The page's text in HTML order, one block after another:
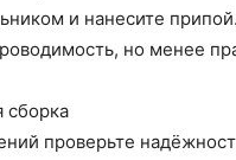
и нанесите припой.
но менее
сборка
проверьте